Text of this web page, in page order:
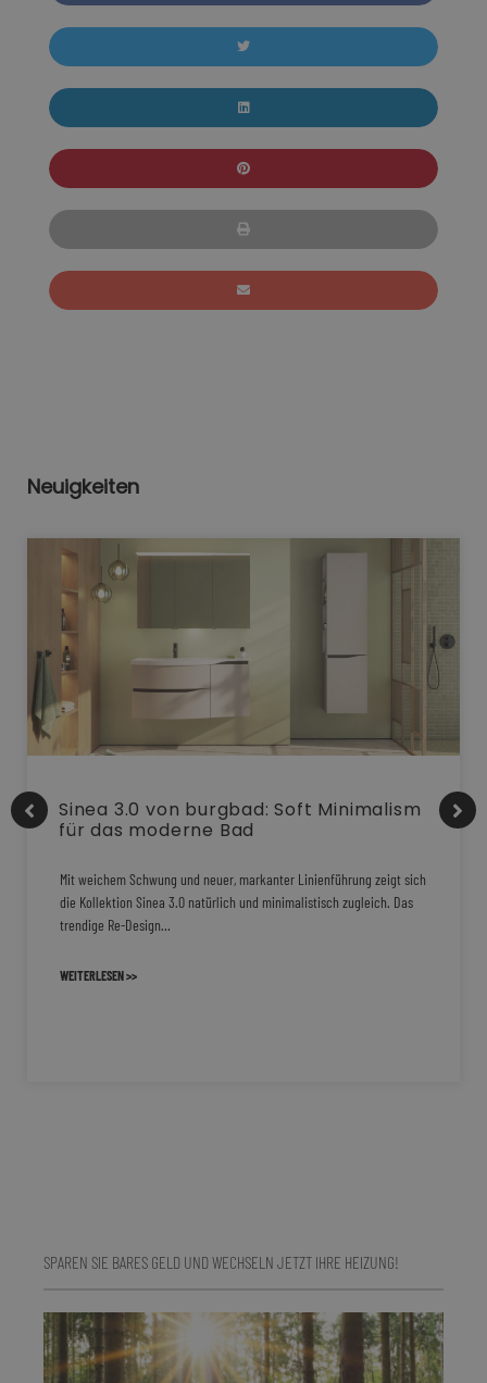
Neuigkeiten
Sinea 3.0 von burgbad: Soft Minimalism
für das moderne Bad
Mit weichem Schwung und neuer, markanter Linienführung zeigt sich
die Kollektion Sinea 3.0 natürlich und minimalistisch zugleich. Das
trendige Re-Design…
WEITERLESEN >>
SPAREN SIE BARES GELD UND WECHSELN JETZT IHRE HEIZUNG!